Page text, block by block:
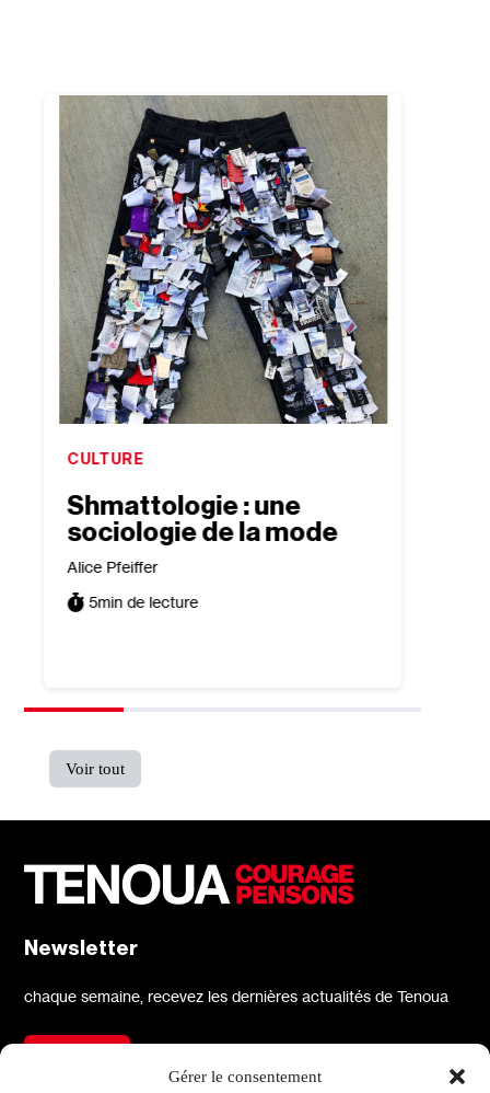
Gérer le consentement
CULTURE
Shmattologie : une
sociologie de la mode
Alice Pfeiffer
5min de lecture
Voir tout
Newsletter
chaque semaine, recevez les dernières actualités de Tenoua